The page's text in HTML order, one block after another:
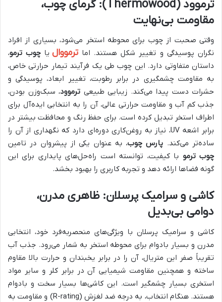
ترموود (Thermowood): گرمای چوب،
مقاومت بی‌نهایت
وقتی صحبت از چوب برای محوطه استخر می‌شود، بسیاری از افراد
نگران پوسیدگی و تغییر شکل هستند. اماترمووال یا چوب ترمو،
داستان متفاوتی دارد. این چوب طی یک فرآیند تیمار حرارتی خاص،
به مقاومت چشمگیری در برابر رطوبت، تغییر ابعاد، پوسیدگی و
حشرات دست پیدا می‌کند. زیبایی طبیعی ترموود، سبک‌وزن بودن،
جذب کم آب و مقاومت حرارتی عالی، آن را به انتخابی ایده‌آل برای
اطراف استخر تبدیل کرده است. برای حفظ رنگ و محافظت بیشتر در
برابر اشعه UV، نیاز به روغن‌کاری دوره‌ای دارد که نگهداری از آن را
ساده‌تر می‌کند. پارس چوب، به عنوان یکی از پیشروان در تامین
چوب ترمو با کیفیت، توانسته است راه‌حل‌های پایداری برای این
گونه فضاها ارائه دهد و تجربه کاربری را بهبود بخشد.
کاشی و سرامیک پرسلان: ظاهری مدرن،
دوامی بی‌بدیل
کاشی و سرامیک پرسلان با ویژگی‌های منحصربه‌فرد خود، انتخابی
مدرن و بسیار بادوام برای محوطه استخر به شمار می‌رود. جذب آب
تقریباً صفر این متریال، آن را در برابر یخبندان و حرارت بالا مقاوم
ساخته و همچنین مقاومت شیمیایی آن در برابر کلر و سایر مواد
استخری بسیار چشمگیر است. این کاشی‌ها بسیار سخت و بادوام
هستند. هنگام انتخاب، به درجه ضد لغزش (R-rating) و مقاومت به